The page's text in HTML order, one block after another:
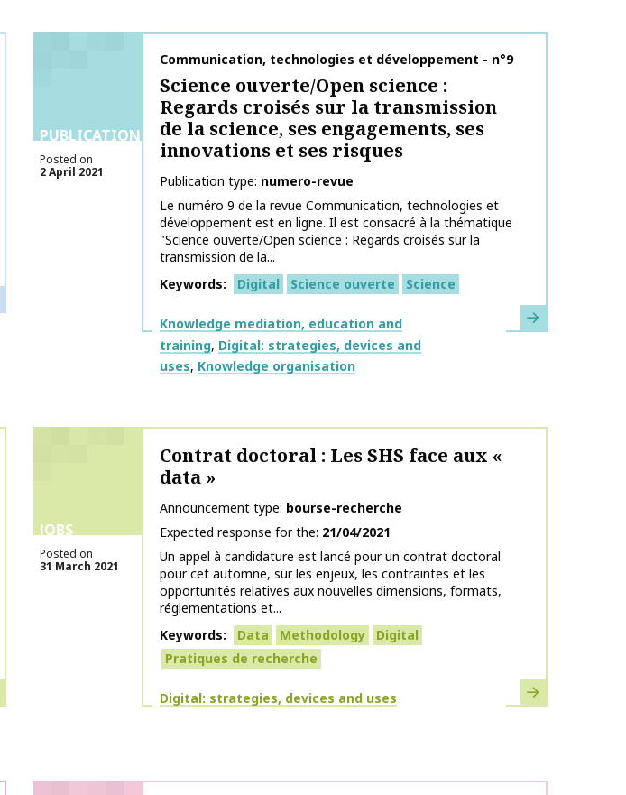
more
PUBLICATIONS
Posted on
2 April 2021
Publication name
Communication, technologies et développement - n°9
Science ouverte/Open science :
Regards croisés sur la transmission
de la science, ses engagements, ses
innovations et ses risques
Publication type numero-revue
Le numéro 9 de la revue Communication, technologies et
développement est en ligne. Il est consacré à la thématique
"Science ouverte/Open science : Regards croisés sur la
transmission de la...
Keywords
Digital Science ouverte Science
Themes
Knowledge mediation, education and
training Digital: strategies, devices and
uses Knowledge organisation
Learn more
more
JOBS
Posted on
31 March 2021
Contrat doctoral : Les SHS face aux «
data »
Announcement type bourse-recherche
Expected response for the 21/04/2021
Un appel à candidature est lancé pour un contrat doctoral
pour cet automne, sur les enjeux, les contraintes et les
opportunités relatives aux nouvelles dimensions, formats,
réglementations et...
Keywords
Data Methodology
Digital
Pratiques de recherche
Themes
Digital: strategies, devices and uses Learn more